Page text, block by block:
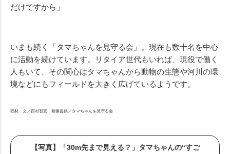
だけですから」
いまも続く「タマちゃんを見守る会」。現在も数十名を中心
に活動を続けています。リタイア世代もいれば、現役で働く
人もいて、その関心はタマちゃんから動物の生態や河川の環
境などにもフィールドを大きく広げているようです。
取材・文／西村智宏 画像提供／タマちゃんを見守る会
【写真】「30m先まで見える？」タマちゃんの“すご